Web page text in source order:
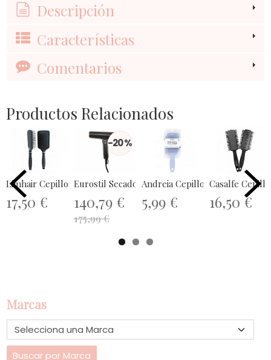
Marcas
Descripción
Características
Comentarios
Productos Relacionados
Limhair Cepillo Tanglim...
17,50 €
-20 %
Eurostil Secador Evolution 07553
140,79 €
175,99 €
Andreia Cepillo Pro Wave
5,99 €
Casalfe
16,50 €